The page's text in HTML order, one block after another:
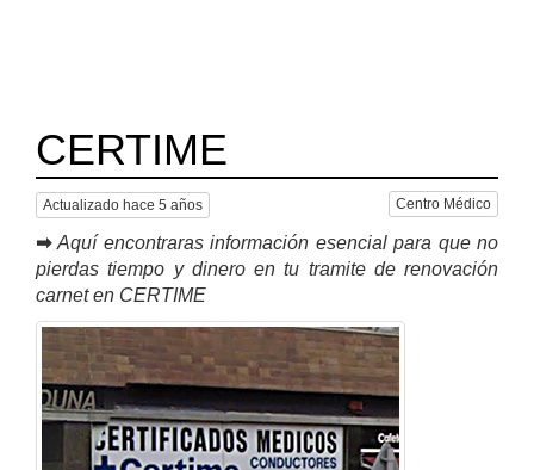
CERTIME
Actualizado hace 5 años Centro Médico
➡ Aquí encontraras información esencial para que no
pierdas tiempo y dinero en tu tramite de renovación
carnet en CERTIME